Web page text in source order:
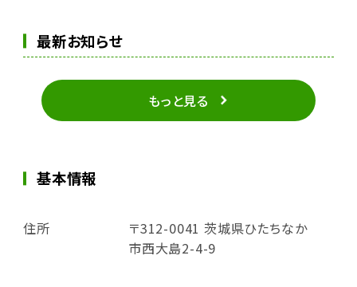
最新お知らせ
もっと見る
基本情報
住所
〒312-0041 茨城県ひたちなか
市西大島2-4-9